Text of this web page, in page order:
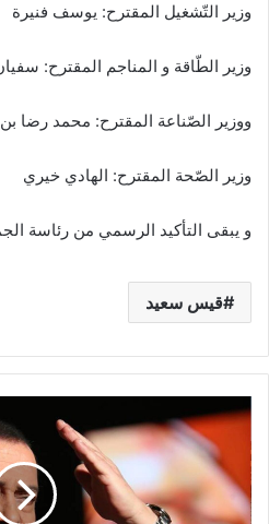
وزير التّشغيل المقترح: يوسف فنيرة
وزير الطّاقة و المناجم المقترح:
ووزير الصّناعة المقترح: محمد رضا
وزير الصّحة المقترح: الهادي خيري
و يبقى التأكيد الرسمي من رئاسة
قيس سعيد
الموت
يفجع
لطفي
بوشناق